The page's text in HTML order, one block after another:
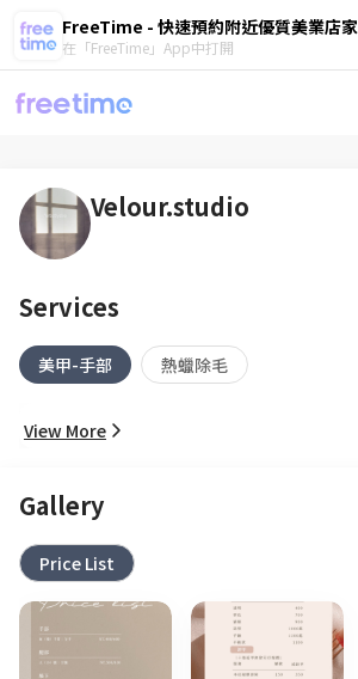
FreeTime - 快速預約附近優質美業店家
在「FreeTime」App中打開
Velour.studio
Services
美甲-手部 熱蠟除毛
View More
Gallery
Price List